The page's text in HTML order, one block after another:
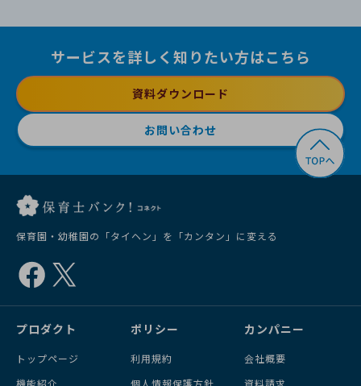
サービスを詳しく知りたい方はこちら
資料ダウンロード
お問い合わせ
保育園・幼稚園の「タイヘン」を「カンタン」に変える
プロダクト
トップページ
機能紹介
ポリシー
利用規約
個人情報保護方針
カンパニー
会社概要
資料請求